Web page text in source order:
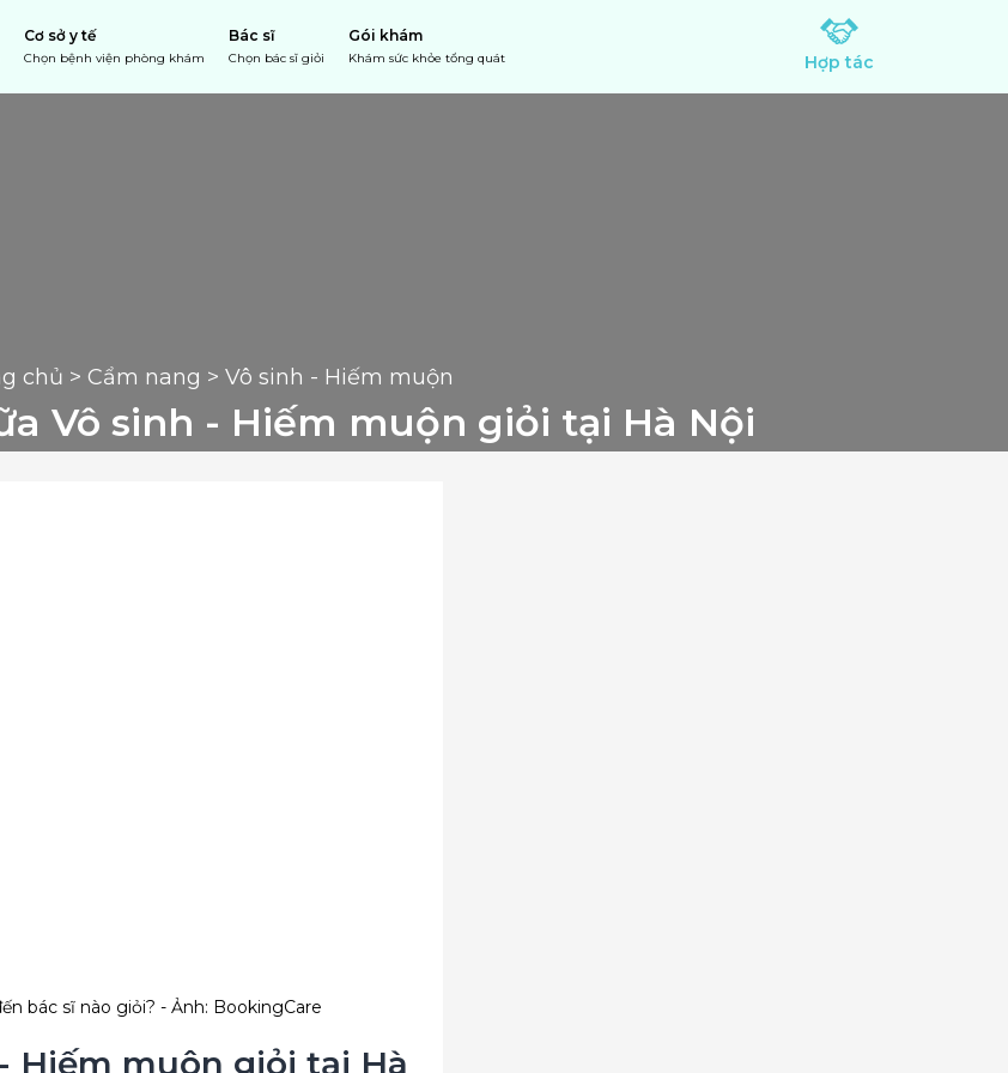
Cơ sở y tế
Chọn bệnh viện phòng khám
Bác sĩ
Chọn bác sĩ giỏi
Gói khám
Khám sức khỏe tổng quát Hợp tác
chủ > Cẩm nang > Vô sinh - Hiếm muộn
Vô sinh - Hiếm muộn giỏi tại Hà Nội
bác sĩ nào giỏi? - Ảnh: BookingCare
Hiếm muộn giỏi tại Hà